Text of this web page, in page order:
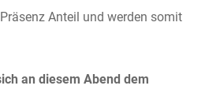
Anteil und werden somit
an diesem Abend dem